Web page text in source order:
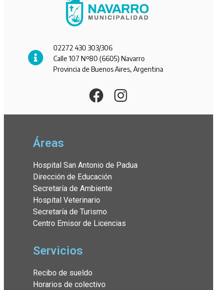
02272 430 303/306
Calle 107 Nº80 (6605) Navarro
Provincia de Buenos Aires, Argentina
Áreas
Hospital San Antonio de Padua
Dirección de Educación
Secretaría de Ambiente
Hospital Veterinario
Secretaría de Turismo
Centro Emisor de Licencias
Servicios
Recibo de sueldo
Horarios de colectivo